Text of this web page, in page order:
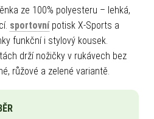
ze 100% polyesteru – lehká,
sportovnípotisk X-Sports a
funkční i stylový kousek.
drží nožičky v rukávech bez
růžové a zelené variantě.